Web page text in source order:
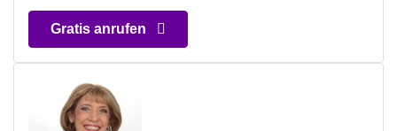
Gratis anrufen